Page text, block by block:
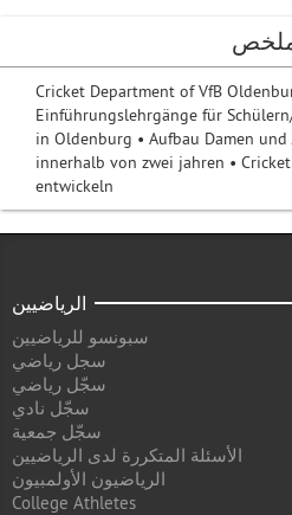
Cricket Department of VfB
Einführungslehrgänge für
in Oldenburg • Aufbau Damen und
innerhalb von zwei jahren •
entwickeln
الرياضيين
سبونسو للرياضيين
سجل رياضي
سجّل رياضي
سجّل نادي
سجّل جمعية
الأسئلة المتكررة لدى الرياضيين
الرياضيون الأولمبيون
College Athletes